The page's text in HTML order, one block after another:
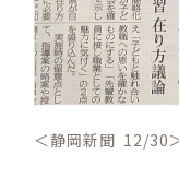
＜静岡新聞 12/30